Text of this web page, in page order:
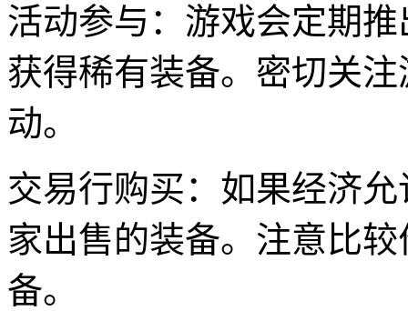
活动参与：游戏会定期
获得稀有装备。密切关
动。
交易行购买：如果经济
家出售的装备。注意比
备。